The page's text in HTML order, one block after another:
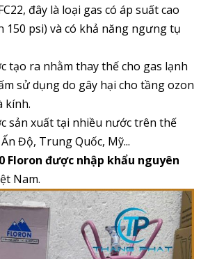
đây là loại gas có áp suất cao
150 psi) và có khả năng ngưng tụ
tạo ra nhằm thay thế cho gas lạnh
sử dụng do gây hại cho tầng ozon
kính.
sản xuất tại nhiều nước trên thế
Độ, Trung Quốc, Mỹ...
Floron được nhập khẩu nguyên
Nam.